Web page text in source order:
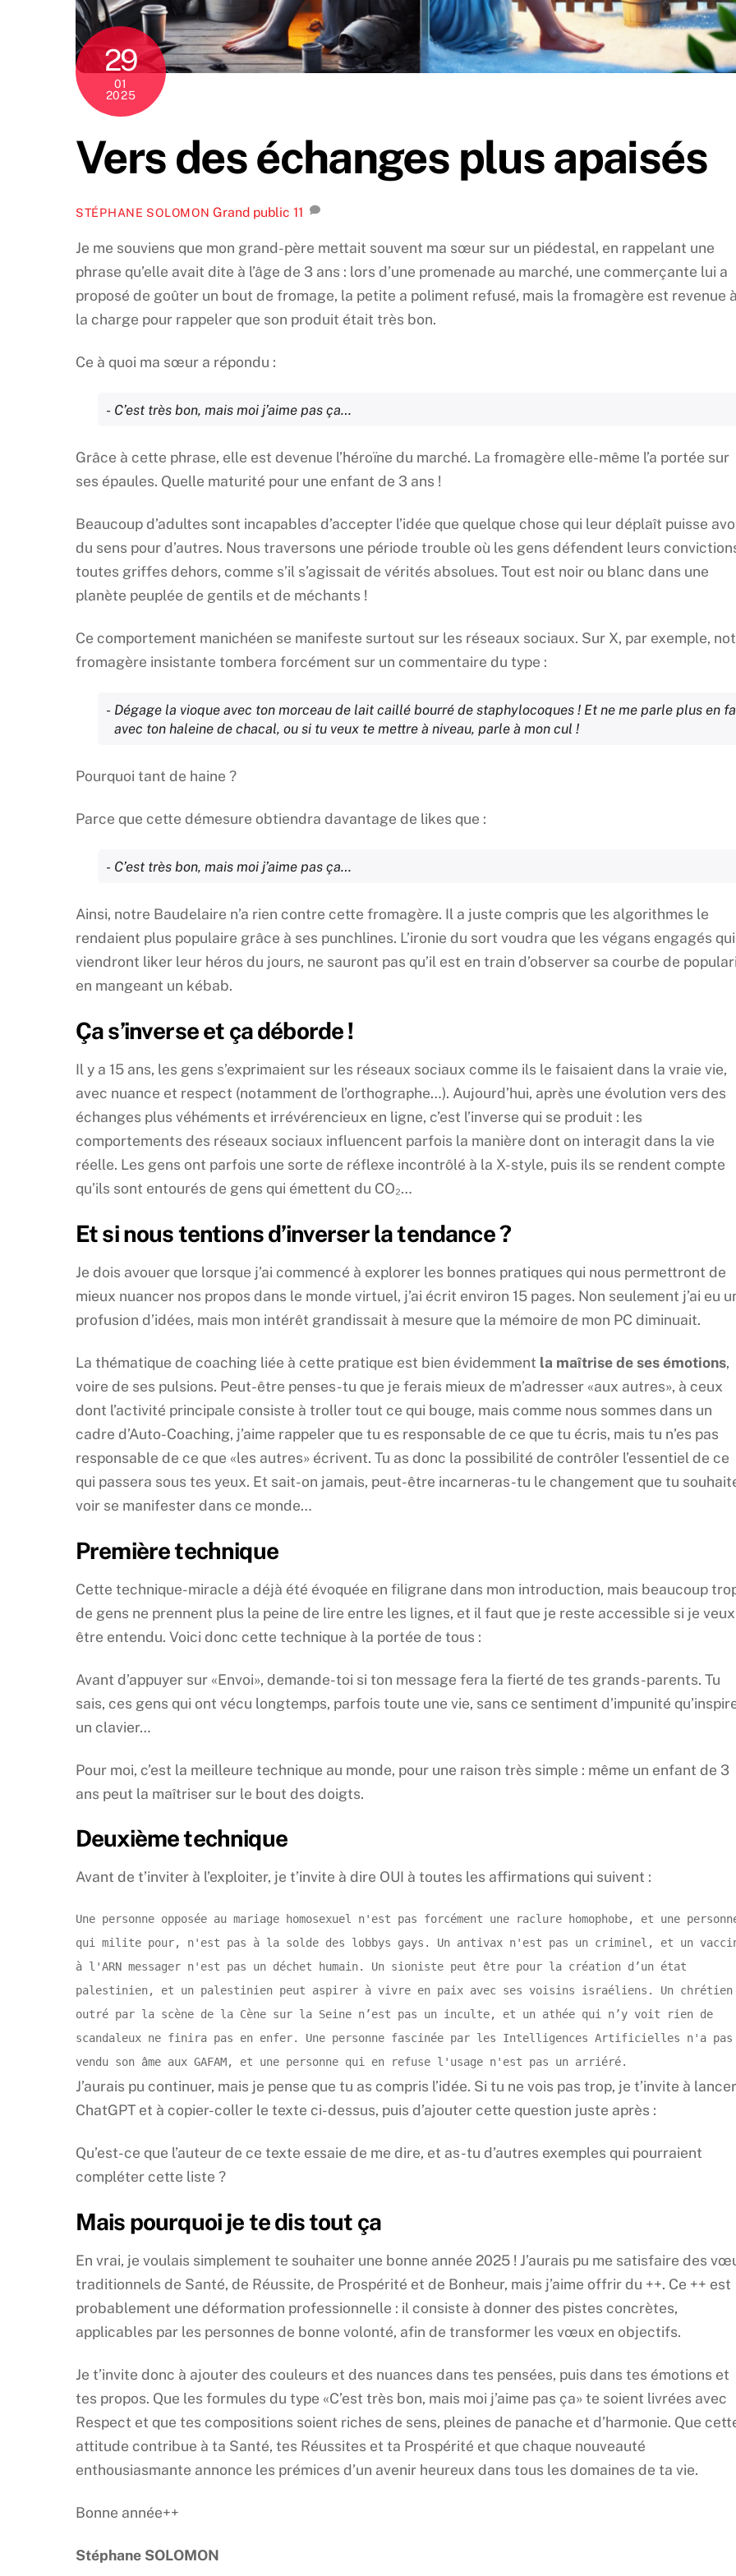
29
01
2025
Vers des échanges plus apaisés
STÉPHANE SOLOMON Grand public 11
Je me souviens que mon grand-père mettait souvent ma sœur sur un piédestal, en rappelant une
phrase qu’elle avait dite à l’âge de 3 ans : lors d’une promenade au marché, une commerçante lui a
proposé de goûter un bout de fromage, la petite a poliment refusé, mais la fromagère est revenue
la charge pour rappeler que son produit était très bon.
Ce à quoi ma sœur a répondu :
C’est très bon, mais moi j’aime pas ça…
Grâce à cette phrase, elle est devenue l’héroïne du marché. La fromagère elle-même l’a portée sur
ses épaules. Quelle maturité pour une enfant de 3 ans !
Beaucoup d’adultes sont incapables d’accepter l’idée que quelque chose qui leur déplaît puisse
du sens pour d’autres. Nous traversons une période trouble où les gens défendent leurs
toutes griffes dehors, comme s’il s’agissait de vérités absolues. Tout est noir ou blanc dans une
planète peuplée de gentils et de méchants !
Ce comportement manichéen se manifeste surtout sur les réseaux sociaux. Sur X, par exemple,
fromagère insistante tombera forcément sur un commentaire du type :
Dégage la vioque avec ton morceau de lait caillé bourré de staphylocoques ! Et ne me parle plus en
avec ton haleine de chacal, ou si tu veux te mettre à niveau, parle à mon cul !
Pourquoi tant de haine ?
Parce que cette démesure obtiendra davantage de likes que :
C’est très bon, mais moi j’aime pas ça…
Ainsi, notre Baudelaire n’a rien contre cette fromagère. Il a juste compris que les algorithmes le
rendaient plus populaire grâce à ses punchlines. L’ironie du sort voudra que les végans engagés qui
viendront liker leur héros du jours, ne sauront pas qu’il est en train d’observer sa courbe de
en mangeant un kébab.
Ça s’inverse et ça déborde !
Il y a 15 ans, les gens s’exprimaient sur les réseaux sociaux comme ils le faisaient dans la vraie vie,
avec nuance et respect (notamment de l’orthographe…). Aujourd’hui, après une évolution vers des
échanges plus véhéments et irrévérencieux en ligne, c’est l’inverse qui se produit : les
comportements des réseaux sociaux influencent parfois la manière dont on interagit dans la vie
réelle. Les gens ont parfois une sorte de réflexe incontrôlé à la X-style, puis ils se rendent compte
qu’ils sont entourés de gens qui émettent du CO₂…
Et si nous tentions d’inverser la tendance ?
Je dois avouer que lorsque j’ai commencé à explorer les bonnes pratiques qui nous permettront de
mieux nuancer nos propos dans le monde virtuel, j’ai écrit environ 15 pages. Non seulement j’ai eu
profusion d’idées, mais mon intérêt grandissait à mesure que la mémoire de mon PC diminuait.
La thématique de coaching liée à cette pratique est bien évidemment la maîtrise de ses émotions,
voire de ses pulsions. Peut-être penses-tu que je ferais mieux de m’adresser «aux autres», à ceux
dont l’activité principale consiste à troller tout ce qui bouge, mais comme nous sommes dans un
cadre d’Auto-Coaching, j’aime rappeler que tu es responsable de ce que tu écris, mais tu n’es pas
responsable de ce que «les autres» écrivent. Tu as donc la possibilité de contrôler l’essentiel de ce
qui passera sous tes yeux. Et sait-on jamais, peut-être incarneras-tu le changement que tu
voir se manifester dans ce monde…
Première technique
Cette technique-miracle a déjà été évoquée en filigrane dans mon introduction, mais beaucoup
de gens ne prennent plus la peine de lire entre les lignes, et il faut que je reste accessible si je veux
être entendu. Voici donc cette technique à la portée de tous :
Avant d’appuyer sur «Envoi», demande-toi si ton message fera la fierté de tes grands-parents. Tu
sais, ces gens qui ont vécu longtemps, parfois toute une vie, sans ce sentiment d’impunité
un clavier…
Pour moi, c’est la meilleure technique au monde, pour une raison très simple : même un enfant de 3
ans peut la maîtriser sur le bout des doigts.
Deuxième technique
Avant de t’inviter à l’exploiter, je t’invite à dire OUI à toutes les affirmations qui suivent :
Une personne opposée au mariage homosexuel n'est pas forcément une raclure homophobe, et une
qui milite pour, n'est pas à la solde des lobbys gays. Un antivax n'est pas un criminel, et un
à l'ARN messager n'est pas un déchet humain. Un sioniste peut être pour la création d’un état
palestinien, et un palestinien peut aspirer à vivre en paix avec ses voisins israéliens. Un chrétien
outré par la scène de la Cène sur la Seine n’est pas un inculte, et un athée qui n’y voit rien de
scandaleux ne finira pas en enfer. Une personne fascinée par les Intelligences Artificielles n'a pas
vendu son âme aux GAFAM, et une personne qui en refuse l'usage n'est pas un arriéré.
J’aurais pu continuer, mais je pense que tu as compris l’idée. Si tu ne vois pas trop, je t’invite à lancer
ChatGPT et à copier-coller le texte ci-dessus, puis d’ajouter cette question juste après :
Qu’est-ce que l’auteur de ce texte essaie de me dire, et as-tu d’autres exemples qui pourraient
compléter cette liste ?
Mais pourquoi je te dis tout ça
En vrai, je voulais simplement te souhaiter une bonne année 2025 ! J’aurais pu me satisfaire des
traditionnels de Santé, de Réussite, de Prospérité et de Bonheur, mais j’aime offrir du ++. Ce ++ est
probablement une déformation professionnelle : il consiste à donner des pistes concrètes,
applicables par les personnes de bonne volonté, afin de transformer les vœux en objectifs.
Je t’invite donc à ajouter des couleurs et des nuances dans tes pensées, puis dans tes émotions et
tes propos. Que les formules du type «C’est très bon, mais moi j’aime pas ça» te soient livrées avec
Respect et que tes compositions soient riches de sens, pleines de panache et d’harmonie. Que
attitude contribue à ta Santé, tes Réussites et ta Prospérité et que chaque nouveauté
enthousiasmante annonce les prémices d’un avenir heureux dans tous les domaines de ta vie.
Bonne année++
Stéphane SOLOMON